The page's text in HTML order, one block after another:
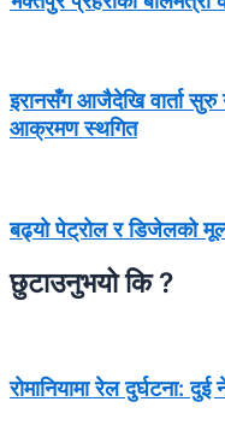
इरानसँग आजैदेखि वार्ता सुरु
आक्रमण स्थगित
बढ्यो पेट्रोल र डिजेलको
छुटाउनुभयो कि ?
रोमानियामा रेल दुर्घटना: दुई